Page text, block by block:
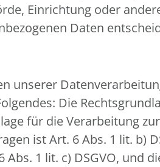
Einrichtung oder
Daten
unserer
Die
für die Verarbeitung
ist Art. 6 Abs. 1 lit. b)
1 lit. c) DSGVO, und